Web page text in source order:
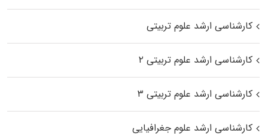
کارشناسی ارشد علوم تربیتی
کارشناسی ارشد علوم تربیتی ۲
کارشناسی ارشد علوم تربیتی ۳
کارشناسی ارشد علوم جغرافیایی